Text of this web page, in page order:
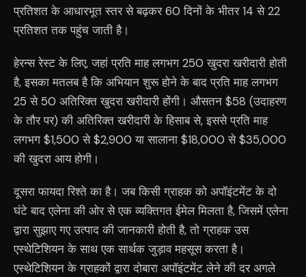
प्रतिशत के आधारभूत स्तर से बढ़कर 60 दिनों के भीतर 14 से 22
प्रतिशत तक पहुंच जाती है।
हेरन्स रेस्ट के लिए, जहां प्रति माह लगभग 250 खुदरा खरीदारी होती
है, इसका मतलब है कि अभियान शुरू होने के बाद प्रति माह लगभग
25 से 50 अतिरिक्त खुदरा खरीदारी होंगी। औसतन $58 (उदाहरण
के तौर पर) की अतिरिक्त खरीदारी के हिसाब से, इससे प्रति माह
लगभग $1,500 से $2,900 या सालाना $18,000 से $35,000
की खुदरा आय होगी।
दूसरा फायदा रिश्ते का है। जब किसी ग्राहक को अपॉइंटमेंट के दो
घंटे बाद एलेना की ओर से एक व्यक्तिगत ईमेल मिलता है, जिसमें एलेना
द्वारा सुझाए गए उत्पाद की जानकारी होती है, तो ग्राहक उस
एस्थेटिशियन के साथ एक सार्थक जुड़ाव महसूस करता है।
एस्थेटिशियन के ग्राहकों द्वारा दोबारा अपॉइंटमेंट लेने की दर अगले